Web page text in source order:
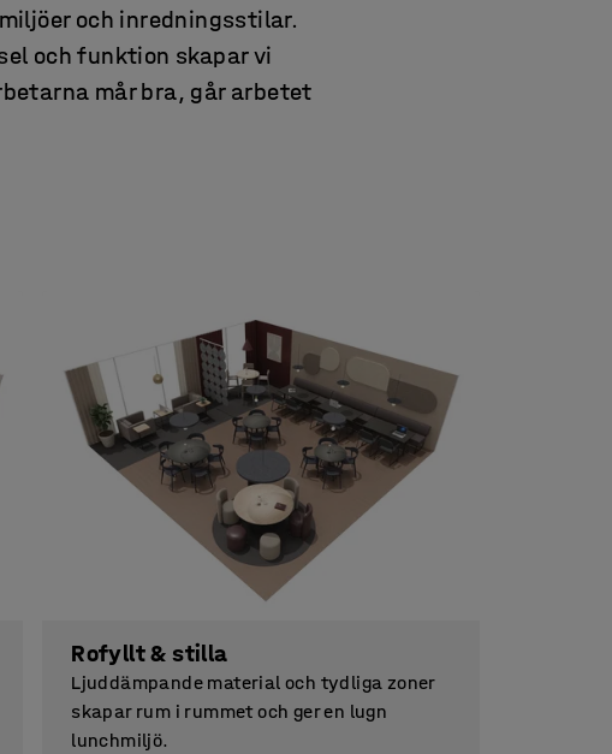
och inredningsstilar.
och funktion skapar vi
mår bra, går arbetet
Rofyllt & stilla
Ljuddämpande material och tydliga zoner
skapar rum i rummet och ger en lugn
lunchmiljö.